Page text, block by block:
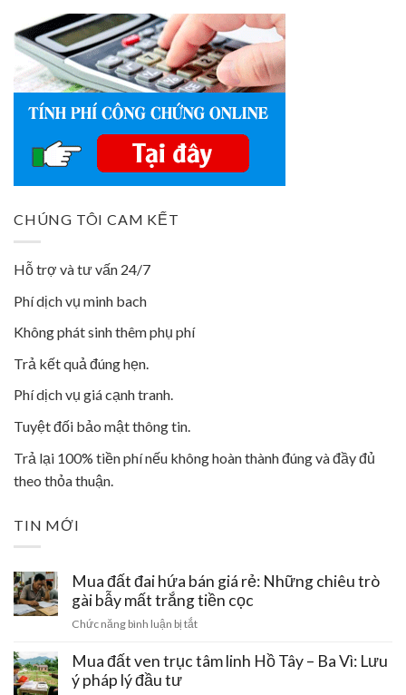
CHÚNG TÔI CAM KẾT
Hỗ trợ và tư vấn 24/7
Phí dịch vụ minh bach
Không phát sinh thêm phụ phí
Trả kết quả đúng hẹn.
Phí dịch vụ giá cạnh tranh.
Tuyệt đối bảo mật thông tin.
Trả lại 100% tiền phí nếu không hoàn thành đúng và đầy đủ
theo thỏa thuận.
TIN MỚI
Mua đất đai hứa bán giá rẻ: Những chiêu trò
gài bẫy mất trắng tiền cọc
Chức năng bình luận bị tắtở
đất
Mua đất ven trục tâm linh Hồ Tây – Ba Vì: Lưu
ý pháp lý đầu tư